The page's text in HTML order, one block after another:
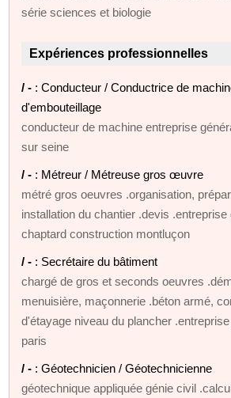
série sciences et biologie
Expériences professionnelles
/ - : Conducteur / Conductrice de
d'embouteillage
conducteur de machine entreprise
sur seine
/ - : Métreur / Métreuse gros œuvre
métré gros oeuvres .organisation,
installation du chantier .devis .entreprise
chaptard construction montluçon
/ - : Secrétaire du bâtiment
chargé de gros et seconds oeuvres
menuisière, maçonnerie .béton armé,
d'étayage niveau du plancher
paris
/ - : Géotechnicien / Géotechnicienne
géotechnique appliquée génie civil